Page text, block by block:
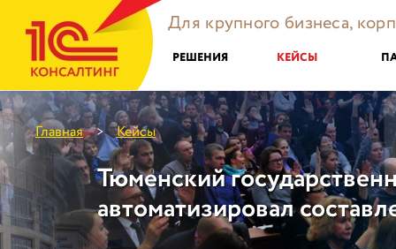
Для крупного бизнеса,
РЕШЕНИЯ КЕЙСЫ
Главная > Кейсы
Тюменский
автоматизировал